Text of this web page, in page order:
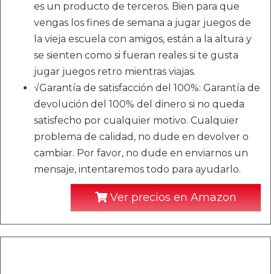
es un producto de terceros. Bien para que
vengas los fines de semana a jugar juegos de
la vieja escuela con amigos, están a la altura y
se sienten como si fueran reales si te gusta
jugar juegos retro mientras viajas.
√Garantía de satisfacción del 100%: Garantía de
devolución del 100% del dinero si no queda
satisfecho por cualquier motivo. Cualquier
problema de calidad, no dude en devolver o
cambiar. Por favor, no dude en enviarnos un
mensaje, intentaremos todo para ayudarlo.
Ver precios en Amazon